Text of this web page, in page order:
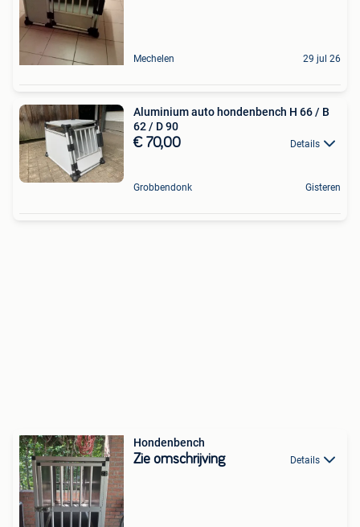
Mechelen 29 jul 26
Aluminium auto hondenbench H 66 / B
62 / D 90
€ 70,00 Details
Grobbendonk Gisteren
Hondenbench
Zie omschrijving Details